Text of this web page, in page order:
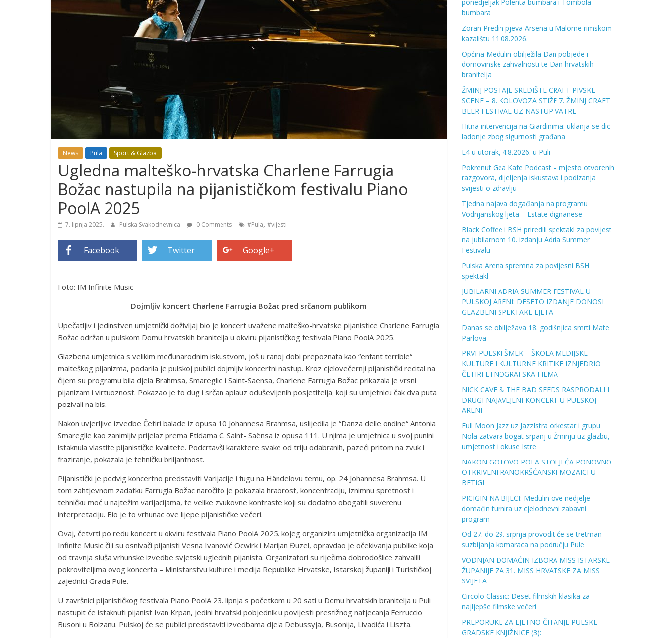
News Pula Sport & Glazba
Ugledna malteško-hrvatska Charlene Farrugia
Božac nastupila na pijanističkom festivalu Piano
PoolA 2025
7. lipnja 2025. Pulska Svakodnevnica 0 Comments #Pula, #vijesti
Facebook Twitter Google+
Foto: IM Infinite Music
Dojmljiv koncert Charlene Farrugia Božac pred srčanom publikom
Upečatljiv i jedinstven umjetnički doživljaj bio je koncert uvažene malteško-hrvatske pijanistice Charlene Farrugia
Božac održan u pulskom Domu hrvatskih branitelja u okviru pijanističkog festivala Piano PoolA 2025.
Glazbena umjetnica s velikim međunarodnim iskustvom, još u ranoj dobi prepoznata kao “enfant terrible“
malteškog pijanizma, podarila je pulskoj publici dojmljiv koncertni nastup. Kroz cjelovečernji pijanistički recital na
čijem su programu bila djela Brahmsa, Smareglie i Saint-Saensa, Charlene Farrugia Božac prikazala je vrsni
pijanizam i virtuoznost. Pokazao je to dug i srčan aplauz oduševljenih posjetitelja, koji su umjetnicu čak dva puta
pozivali na bis.
Nakon uvjerljive izvedbe Četiri balade iz opusa 10 Johannesa Brahmsa, uslijedila je “Danza delle ondine“ Antonia
Smareglie kao zanimljiv prijelaz prema Etidama C. Saint- Saënsa iz opusa 111. U njima je umjetnica u svoj punini
istaknula vlastite pijanističke kvalitete. Podcrtavši karaktere svake od triju odabranih, pazeći pritom na zvuk i
fraziranje, pokazala je tehničku briljantnost.
Pijanistički je podvig koncertno predstaviti Varijacije i fugu na Händelovu temu, op. 24 Johannesa Brahmsa. U
tom zahtjevnom zadatku Farrugia Božac naročito je pokazala hrabrost, koncentraciju, iznimnu spretnost i
tehničku moć u najtežim varijacijama, te velike zvukovne kontraste koji su dodatno obogatili suverenu
interpretaciju. Bio je to vrhunac ove lijepe pijanističke večeri.
Ovaj, četvrti po redu koncert u okviru festivala Piano PoolA 2025. kojeg organizira umjetnička organizacija IM
Infinite Music čiji su osnivači pijanisti Vesna Ivanović Ocwirk i Marijan Đuzel, opravdao je očekivanja publike koja
od travnja sluša vrhunske izvedbe svjetski uglednih pijanista. Organizatori su riječima dobrodošlice zahvalili
pokroviteljima ovog koncerta – Ministarstvu kulture i medija Republike Hrvatske, Istarskoj županiji i Turističkoj
zajednici Grada Pule.
U završnici pijanističkog festivala Piano PoolA 23. lipnja s početkom u 20 sati u Domu hrvatskih branitelja u Puli
nastupit će istaknuti pijanist Ivan Krpan, jedini hrvatski pobjednik u povijesti prestižnog natjecanja Ferruccio
Busoni u Bolzanu. Pulskoj će se publici predstaviti izvedbama djela Debussyja, Busonija, Livadića i Liszta.
ponedjeljak Polenta bumbara i Tombola
bumbara
Zoran Predin pjeva Arsena u Malome rimskom
kazalištu 11.08.2026.
Općina Medulin obilježila Dan pobjede i
domovinske zahvalnosti te Dan hrvatskih
branitelja
ŽMINJ POSTAJE SREDIŠTE CRAFT PIVSKE
SCENE – 8. KOLOVOZA STIŽE 7. ŽMINJ CRAFT
BEER FESTIVAL UZ NASTUP VATRE
Hitna intervencija na Giardinima: uklanja se dio
ladonje zbog sigurnosti građana
E4 u utorak, 4.8.2026. u Puli
Pokrenut Gea Kafe Podcast – mjesto otvorenih
razgovora, dijeljenja iskustava i podizanja
svijesti o zdravlju
Tjedna najava događanja na programu
Vodnjanskog ljeta – Estate dignanese
Black Coffee i BSH priredili spektakl za povijest
na jubilarnom 10. izdanju Adria Summer
Festivalu
Pulska Arena spremna za povijesni BSH
spektakl
JUBILARNI ADRIA SUMMER FESTIVAL U
PULSKOJ ARENI: DESETO IZDANJE DONOSI
GLAZBENI SPEKTAKL LJETA
Danas se obilježava 18. godišnjica smrti Mate
Parlova
PRVI PULSKI ŠMEK – ŠKOLA MEDIJSKE
KULTURE I KULTURNE KRITIKE IZNJEDRIO
ČETIRI ETNOGRAFSKA FILMA
NICK CAVE & THE BAD SEEDS RASPRODALI I
DRUGI NAJAVLJENI KONCERT U PULSKOJ
ARENI
Full Moon Jazz uz JazzIstra orkestar i grupu
Nola zatvara bogat srpanj u Žminju uz glazbu,
umjetnost i okuse Istre
NAKON GOTOVO POLA STOLJEĆA PONOVNO
OTKRIVENI RANOKRŠĆANSKI MOZAICI U
BETIGI
PICIGIN NA BIJECI: Medulin ove nedjelje
domaćin turnira uz cjelodnevni zabavni
program
Od 27. do 29. srpnja provodit će se tretman
suzbijanja komaraca na području Pule
VODNJAN DOMAĆIN IZBORA MISS ISTARSKE
ŽUPANIJE ZA 31. MISS HRVATSKE ZA MISS
SVIJETA
Circolo Classic: Deset filmskih klasika za
najljepše filmske večeri
PREPORUKE ZA LJETNO ČITANJE PULSKE
GRADSKE KNJIŽNICE (3):